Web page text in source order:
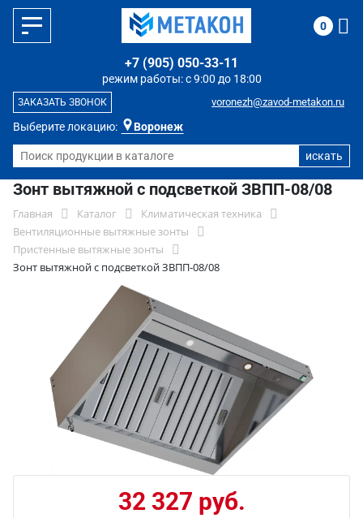
Выберите локацию: Воронеж
режим работы: с 9:00 до 18:00
+7 (905) 050-33-11
voronezh@zavod-metakon.ru
ЗАКАЗАТЬ ЗВОНОК
0
Зонт вытяжной с подсветкой ЗВПП-08/08
Главная Каталог
Климатическая техника
Вентиляционные вытяжные зонты
Пристенные вытяжные зонты
Зонт вытяжной с подсветкой ЗВПП-08/08
32 327 руб.